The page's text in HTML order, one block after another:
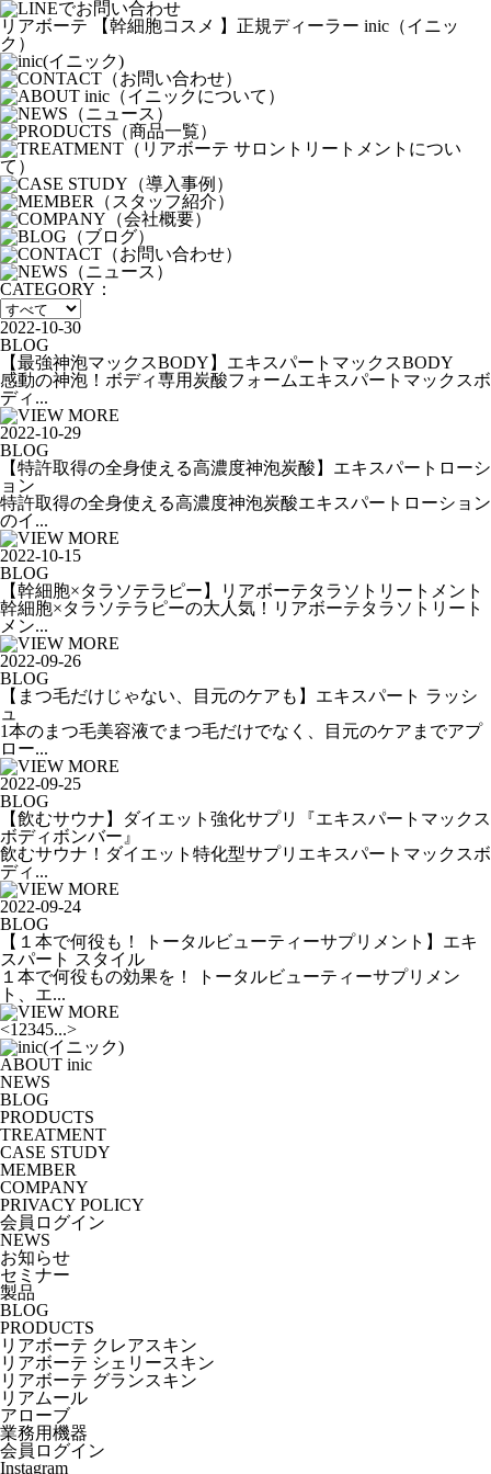
リアボーテ 【幹細胞コスメ 】正規ディーラー inic（イニッ
ク）
CATEGORY：
2022-10-30
BLOG
【最強神泡マックスBODY】エキスパートマックスBODY
感動の神泡！ボディ専用炭酸フォームエキスパートマックスボ
ディ...
2022-10-29
BLOG
【特許取得の全身使える高濃度神泡炭酸】エキスパートローシ
ョン
特許取得の全身使える高濃度神泡炭酸エキスパートローション
のイ...
2022-10-15
BLOG
【幹細胞×タラソテラピー】リアボーテタラソトリートメント
幹細胞×タラソテラピーの大人気！リアボーテタラソトリート
メン...
2022-09-26
BLOG
【まつ毛だけじゃない、目元のケアも】エキスパート ラッシ
ュ
1本のまつ毛美容液でまつ毛だけでなく、目元のケアまでアプ
ロー...
2022-09-25
BLOG
【飲むサウナ】ダイエット強化サプリ『エキスパートマックス
ボディボンバー』
飲むサウナ！ダイエット特化型サプリエキスパートマックスボ
ディ...
2022-09-24
BLOG
【１本で何役も！ トータルビューティーサプリメント】エキ
スパート スタイル
１本で何役もの効果を！ トータルビューティーサプリメン
ト、エ...
<1 2345...>
ABOUT inic
NEWS
BLOG
PRODUCTS
TREATMENT
CASE STUDY
MEMBER
COMPANY
PRIVACY POLICY
会員ログイン
NEWS
お知らせ
セミナー
製品
BLOG
PRODUCTS
リアボーテ クレアスキン
リアボーテ シェリースキン
リアボーテ グランスキン
リアムール
アローブ
業務用機器
会員ログイン
Instagram